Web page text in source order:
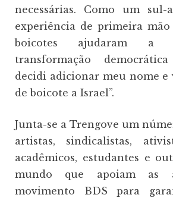
necessárias. Como um sul-
experiência de primeira mão
boicotes ajudaram a
transformação
decidi adicionar meu nome
de boicote a Israel”.
Junta-se a Trengove um
artistas, sindicalistas,
acadêmicos, estudantes e
mundo que apoiam as
movimento BDS para